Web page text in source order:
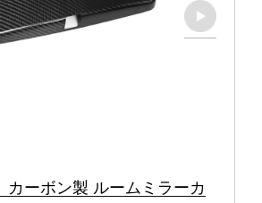
カーボン製 ルームミラーカ